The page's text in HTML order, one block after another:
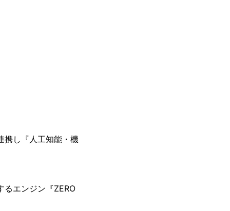
携し『人工知能・機
るエンジン『ZERO